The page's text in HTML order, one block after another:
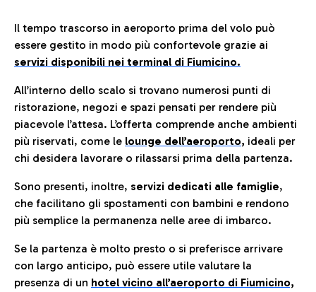
Il tempo trascorso in aeroporto prima del volo può
essere gestito in modo più confortevole grazie ai
servizi disponibili nei terminal di Fiumicino.
All’interno dello scalo si trovano numerosi punti di
ristorazione, negozi e spazi pensati per rendere più
piacevole l’attesa. L’offerta comprende anche ambienti
più riservati, come le lounge dell’aeroporto, ideali per
chi desidera lavorare o rilassarsi prima della partenza.
Sono presenti, inoltre, servizi dedicati alle famiglie,
che facilitano gli spostamenti con bambini e rendono
più semplice la permanenza nelle aree di imbarco.
Se la partenza è molto presto o si preferisce arrivare
con largo anticipo, può essere utile valutare la
presenza di un hotel vicino all’aeroporto di Fiumicino,